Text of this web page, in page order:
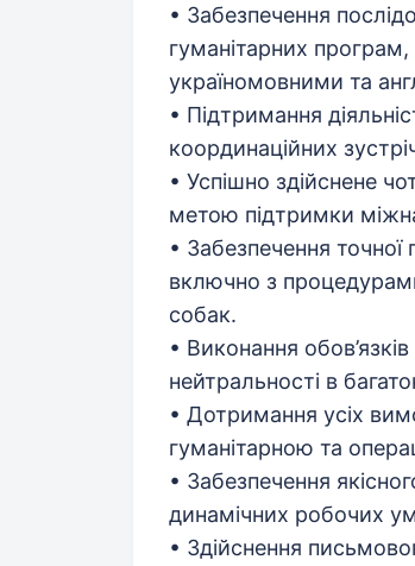
• Забезпечення
гуманітарних
україномовними та
• Підтримання
координаційних
• Успішно здійснене
метою підтримки
• Забезпечення точної
включно з
собак.
• Виконання
нейтральності в
• Дотримання усіх
гуманітарною та
• Забезпечення
динамічних робочих
• Здійснення